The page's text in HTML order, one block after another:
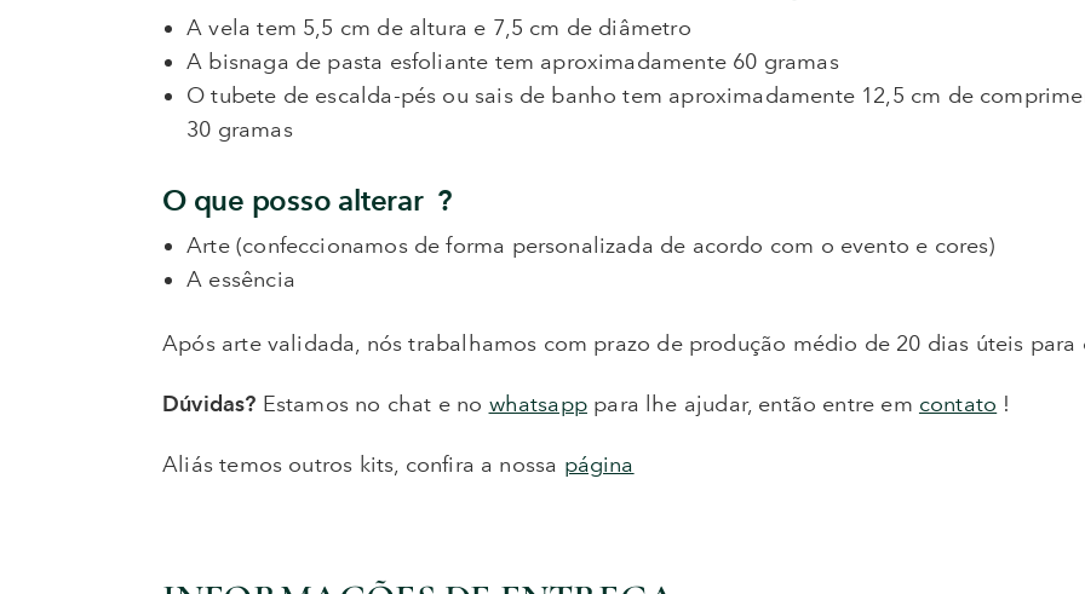
A vela tem 5,5 cm de altura e 7,5 cm de diâmetro
A bisnaga de pasta esfoliante tem aproximadamente 60 gramas
O tubete de escalda-pés ou sais de banho tem aproximadamente 12,5 cm de
30 gramas
O que posso alterar ?
Arte (confeccionamos de forma personalizada de acordo com o evento e cores)
A essência
Após arte validada, nós trabalhamos com prazo de produção médio de 20 dias úteis para
Dúvidas? Estamos no chat e no whatsapppara lhe ajudar, então entre em contato !
Aliás temos outros kits, confira a nossa página